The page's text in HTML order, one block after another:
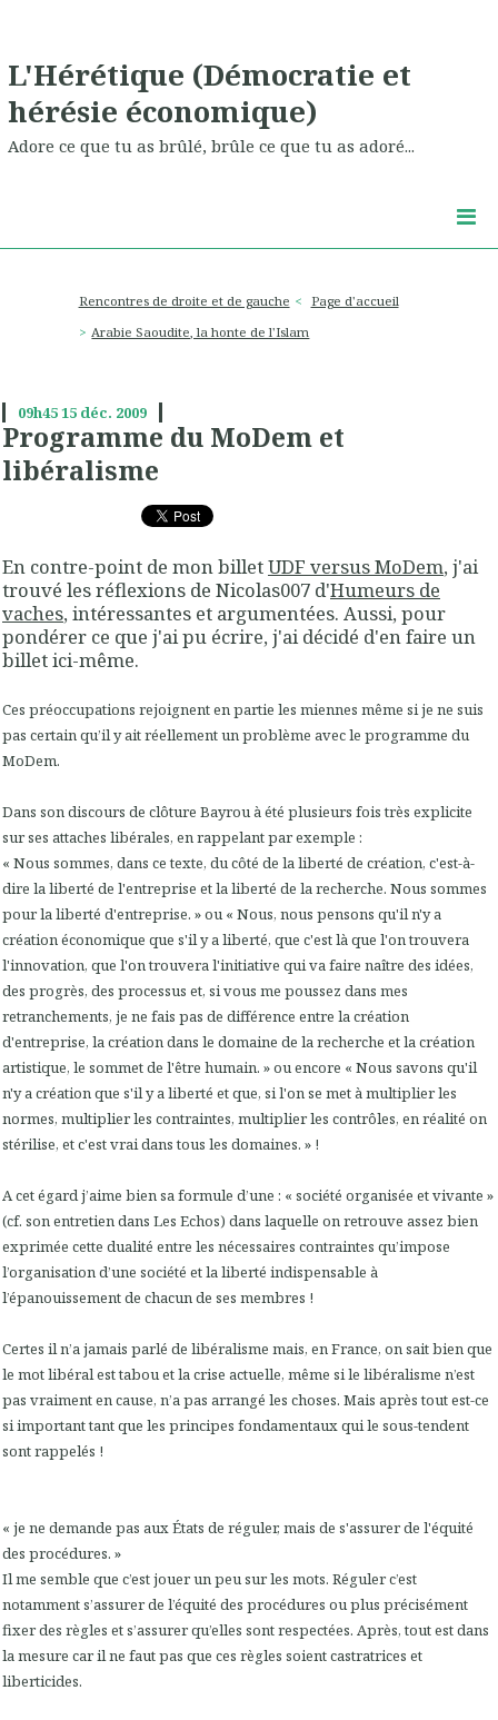
L'Hérétique (Démocratie et
hérésie économique)
Adore ce que tu as brûlé, brûle ce que tu as adoré...
Rencontres de droite et de gauche
Page d'accueil
Arabie Saoudite, la honte de l'Islam
09h4515 déc. 2009
Programme du MoDem et
libéralisme
En contre-point de mon billetUDF versus MoDem, j'ai
trouvé les réflexions de Nicolas007 d'Humeurs de
vaches, intéressantes et argumentées. Aussi, pour
pondérer ce que j'ai pu écrire, j'ai décidé d'en faire un
billet ici-même.
Ces préoccupations rejoignent en partie les miennes même si je ne suis
pas certain qu’il y ait réellement un problème avec le programme du
MoDem.
Dans son discours de clôture Bayrou à été plusieurs fois très explicite
sur ses attaches libérales, en rappelant par exemple :
« Nous sommes, dans ce texte, du côté de la liberté de création, c'est-à-
dire la liberté de l'entreprise et la liberté de la recherche. Nous sommes
pour la liberté d'entreprise. » ou « Nous, nous pensons qu'il n'y a
création économique que s'il y a liberté, que c'est là que l'on trouvera
l'innovation, que l'on trouvera l'initiative qui va faire naître des idées,
des progrès, des processus et, si vous me poussez dans mes
retranchements, je ne fais pas de différence entre la création
d'entreprise, la création dans le domaine de la recherche et la création
artistique, le sommet de l'être humain. » ou encore « Nous savons qu'il
n'y a création que s'il y a liberté et que, si l'on se met à multiplier les
normes, multiplier les contraintes, multiplier les contrôles, en réalité on
stérilise, et c'est vrai dans tous les domaines. » !
A cet égard j’aime bien sa formule d’une : « société organisée et vivante »
(cf. son entretien dans Les Echos) dans laquelle on retrouve assez bien
exprimée cette dualité entre les nécessaires contraintes qu’impose
l’organisation d’une société et la liberté indispensable à
l’épanouissement de chacun de ses membres !
Certes il n’a jamais parlé de libéralisme mais, en France, on sait bien que
le mot libéral est tabou et la crise actuelle, même si le libéralisme n’est
pas vraiment en cause, n’a pas arrangé les choses. Mais après tout est-ce
si important tant que les principes fondamentaux qui le sous-tendent
sont rappelés !
« je ne demande pas aux États de réguler, mais de s'assurer de l'équité
des procédures. »
Il me semble que c’est jouer un peu sur les mots. Réguler c’est
notamment s’assurer de l’équité des procédures ou plus précisément
fixer des règles et s’assurer qu’elles sont respectées. Après, tout est dans
la mesure car il ne faut pas que ces règles soient castratrices et
liberticides.